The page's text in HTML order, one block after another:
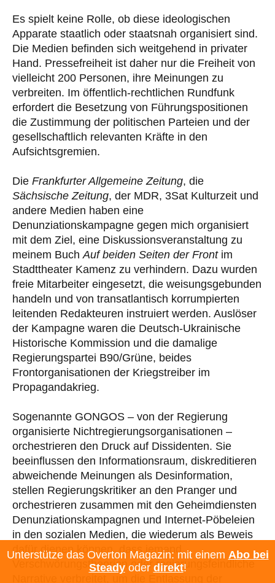
Es spielt keine Rolle, ob diese ideologischen
Apparate staatlich oder staatsnah organisiert sind.
Die Medien befinden sich weitgehend in privater
Hand. Pressefreiheit ist daher nur die Freiheit von
vielleicht 200 Personen, ihre Meinungen zu
verbreiten. Im öffentlich-rechtlichen Rundfunk
erfordert die Besetzung von Führungspositionen
die Zustimmung der politischen Parteien und der
gesellschaftlich relevanten Kräfte in den
Aufsichtsgremien.
Die Frankfurter Allgemeine Zeitung, die
Sächsische Zeitung, der MDR, 3Sat Kulturzeit und
andere Medien haben eine
Denunziationskampagne gegen mich organisiert
mit dem Ziel, eine Diskussionsveranstaltung zu
meinem Buch Auf beiden Seiten der Frontim
Stadttheater Kamenz zu verhindern. Dazu wurden
freie Mitarbeiter eingesetzt, die weisungsgebunden
handeln und von transatlantisch korrumpierten
leitenden Redakteuren instruiert werden. Auslöser
der Kampagne waren die Deutsch-Ukrainische
Historische Kommission und die damalige
Regierungspartei B90/Grüne, beides
Frontorganisationen der Kriegstreiber im
Propagandakrieg.
Sogenannte GONGOS – von der Regierung
organisierte Nichtregierungsorganisationen –
orchestrieren den Druck auf Dissidenten. Sie
beeinflussen den Informationsraum, diskreditieren
abweichende Meinungen als Desinformation,
stellen Regierungskritiker an den Pranger und
orchestrieren zusammen mit den Geheimdiensten
Denunziationskampagnen und Internet-Pöbeleien
in den sozialen Medien, die wiederum als Beweis
dafür dienen können, dass jemand
Verschwörungstheorien oder regierungsfeindliche
Unterstütze das Overton Magazin: mit einem Abo bei
Steadyoder direkt!